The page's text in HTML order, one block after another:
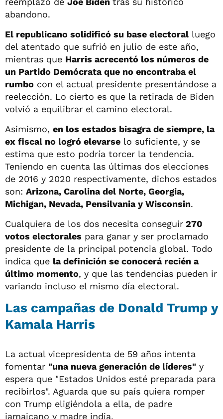
abandono.
El republicano solidificó su base electoral luego
del atentado que sufrió en julio de este año,
mientras que Harris acrecentó los números de
un Partido Demócrata que no encontraba el
rumbo con el actual presidente presentándose a
reelección. Lo cierto es que la retirada de Biden
volvió a equilibrar el camino electoral.
Asimismo, en los estados bisagra de siempre, la
ex fiscal no logró elevarse lo suficiente, y se
estima que esto podría torcer la tendencia.
Teniendo en cuenta las últimas dos elecciones
de 2016 y 2020 respectivamente, dichos estados
son: Arizona, Carolina del Norte, Georgia,
Michigan, Nevada, Pensilvania y Wisconsin.
Cualquiera de los dos necesita conseguir 270
votos electorales para ganar y ser proclamado
presidente de la principal potencia global. Todo
indica que la definición se conocerá recién a
último momento, y que las tendencias pueden ir
variando incluso el mismo día electoral.
Las campañas de Donald Trump y
Kamala Harris
La actual vicepresidenta de 59 años intenta
fomentar "una nueva generación de líderes" y
espera que "Estados Unidos esté preparada para
recibirlos". Aguarda que su país quiera romper
con Trump eligiéndola a ella, de padre
jamaicano y madre india.